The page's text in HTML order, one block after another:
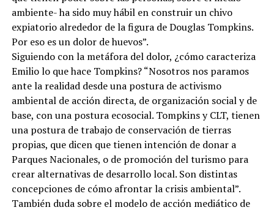
ambiente- ha sido muy hábil en construir un chivo
expiatorio alrededor de la figura de Douglas Tompkins.
Por eso es un dolor de huevos”.
Siguiendo con la metáfora del dolor, ¿cómo caracteriza
Emilio lo que hace Tompkins? “Nosotros nos paramos
ante la realidad desde una postura de activismo
ambiental de acción directa, de organización social y de
base, con una postura ecosocial. Tompkins y CLT, tienen
una postura de trabajo de conservación de tierras
propias, que dicen que tienen intención de donar a
Parques Nacionales, o de promoción del turismo para
crear alternativas de desarrollo local. Son distintas
concepciones de cómo afrontar la crisis ambiental”.
También duda sobre el modelo de acción mediático de